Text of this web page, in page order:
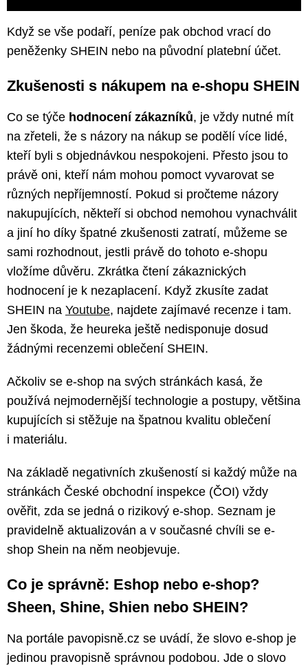
Když se vše podaří, peníze pak obchod vrací do
peněženky SHEIN nebo na původní platební účet.
Zkušenosti s nákupem na e-shopu SHEIN
Co se týče hodnocení zákazníků, je vždy nutné mít
na zřeteli, že s názory na nákup se podělí více lidé,
kteří byli s objednávkou nespokojeni. Přesto jsou to
právě oni, kteří nám mohou pomoct vyvarovat se
různých nepříjemností. Pokud si pročteme názory
nakupujících, někteří si obchod nemohou vynachválit
a jiní ho díky špatné zkušenosti zatratí, můžeme se
sami rozhodnout, jestli právě do tohoto e-shopu
vložíme důvěru. Zkrátka čtení zákaznických
hodnocení je k nezaplacení. Když zkusíte zadat
SHEIN na Youtube, najdete zajímavé recenze i tam.
Jen škoda, že heureka ještě nedisponuje dosud
žádnými recenzemi oblečení SHEIN.
Ačkoliv se e-shop na svých stránkách kasá, že
používá nejmodernější technologie a postupy, většina
kupujících si stěžuje na špatnou kvalitu oblečení
i materiálu.
Na základě negativních zkušeností si každý může na
stránkách České obchodní inspekce (ČOI) vždy
ověřit, zda se jedná o rizikový e-shop. Seznam je
pravidelně aktualizován a v současné chvíli se e-
shop Shein na něm neobjevuje.
Co je správně: Eshop nebo e-shop?
Sheen, Shine, Shien nebo SHEIN?
Na portále pavopisně.cz se uvádí, že slovo e-shop je
jedinou pravopisně správnou podobou. Jde o slovo